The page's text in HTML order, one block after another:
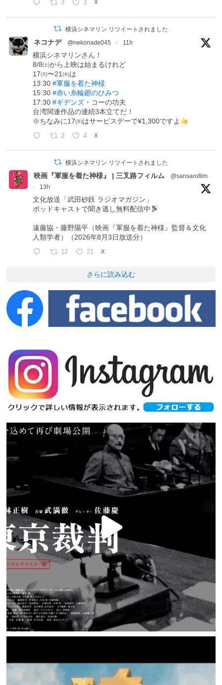
3 3 X
横浜シネマリン リツイートされました
ネコナデ @nekonade045 · 11h
横浜シネマリンさん！
8/8㈯から上映は始まるけれど
17㈪〜21㈭は
13:30#軍服を着た神様
15:30#赤い糸輪廻のひみつ
17:30#ギデンズ ・コーの功夫
台湾関連作品の連続3本立てだ！
※ちなみに17㈪はサービスデーで¥1,300ですよ
2 4 X
横浜シネマリン リツイートされました
映画『軍服を着た神様』 | 三叉路フィルム
@sansarofilm
·
13h
文化放送「武田砂鉄 ラジオマガジン」
ポッドキャストで聞き逃し無料配信中
遠藤協・藤野陽平（映画『軍服を着た神様』監督＆文化
人類学者）（2026年8月3日放送分）
12 21 X
さらに読み込む